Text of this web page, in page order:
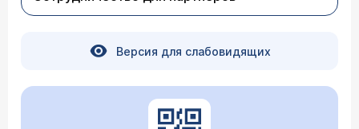
Версия для слабовидящих